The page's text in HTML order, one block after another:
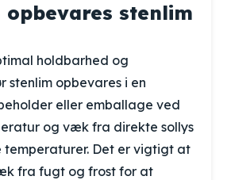
opbevares stenlim
holdbarhed og
stenlim opbevares i en
eller emballage ved
og væk fra direkte sollys
temperaturer. Det er vigtigt at
fra fugt og frost for at